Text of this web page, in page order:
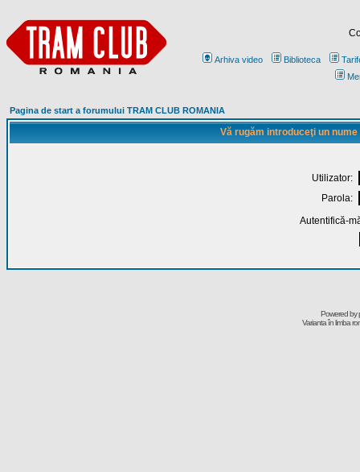
Arhiva video Biblioteca
Pagina de start a forumului TRAM CLUB ROMANIA
Vă rugăm introduceţi un
Utilizator:
Parola:
Autentifică-
Powered by
Varianta în limba